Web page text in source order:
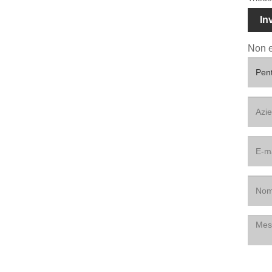
Non